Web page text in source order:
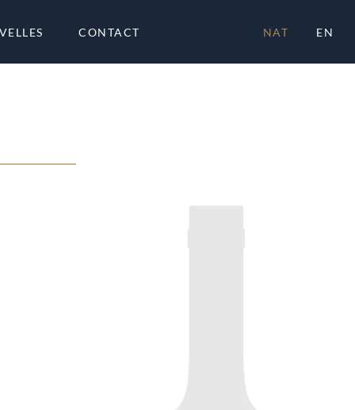
CONTACT NAT EN